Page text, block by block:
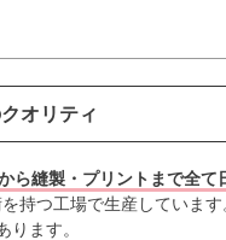
オリティ
ら縫製・プリントまで全て
持つ工場で生産しています
ます。